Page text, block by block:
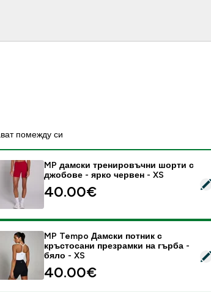
помежду си
Select this product - MP дамски тренировъчни
MP дамски тренировъчни шорти с
джобове - ярко червен - XS
40.00€‎
Select this product - MP Tempo Дамски потник
MP Tempo Дамски потник с
кръстосани презрамки на гърба -
бяло - XS
40.00€‎